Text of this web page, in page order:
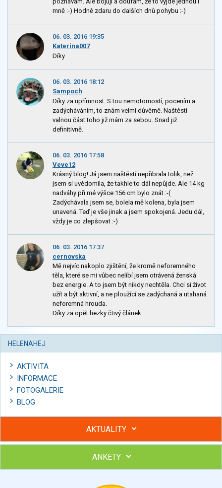
mně :-) Hodně zdaru do dalších dnů pohybu :-)
06. 03. 2016 19:35
Katerina007
Díky
06. 03. 2016 18:12
Sampoch
Díky za upřímnost. S tou nemotorností, pocením a
zadýcháváním, to znám velmi důvěrně. Naštěstí
valnou část toho již mám za sebou. Snad již
definitivně.
06. 03. 2016 17:58
Veve12
Krásný blog! Já jsem naštěstí nepřibrala tolik, než
jsem si uvědomila, že takhle to dál nepůjde. Ale 14 kg
nadváhy při mé výšce 156 cm bylo znát :-(
Zadýchávala jsem se, bolela mě kolena, byla jsem
unavená. Teď je vše jinak a jsem spokojená. Jedu dál,
vždy je co zlepšovat :-)
06. 03. 2016 17:37
cernovska
Mě nejvíc nakoplo zjištění, že kromě neforemného
těla, které se mi vůbec nelíbí jsem otrávená ženská
bez energie. A to jsem být nikdy nechtěla. Chci si život
užít a být aktivní, a ne ploužící se zadýchaná a utahaná
neforemná hrouda.
Díky za opět hezky čtivý článek.
HELENAHEJ
AKTIVITA
INFORMACE
FOTOGALERIE
BLOG
AKTUALITY
Hubněte s podporou lektorky a skupiny v kurzech STOBu
Chcete poradit s hubnutím? Najděte si odborníka STOBu ve
ANKETY